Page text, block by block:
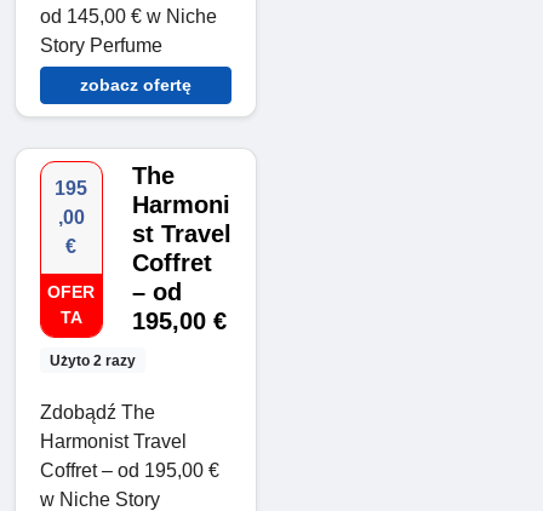
od 145,00 € w Niche
Story Perfume
zobacz ofertę
195
,00
€
OFER
TA
Użyto 2 razy
The
Harmoni
st Travel
Coffret
– od
195,00 €
Zdobądź The
Harmonist Travel
Coffret – od 195,00 €
w Niche Story